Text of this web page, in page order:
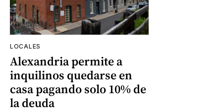
LOCALES
Alexandria permite a
inquilinos quedarse en
casa pagando solo 10% de
la deuda